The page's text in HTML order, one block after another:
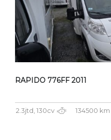
RAPIDO 776FF 2011
2.3jtd, 130cv 134500 km